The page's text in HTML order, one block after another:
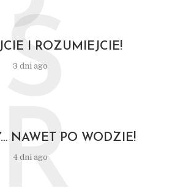
I ROZUMIEJCIE!
3 dni ago
S
NAWET PO WODZIE!
4 dni ago